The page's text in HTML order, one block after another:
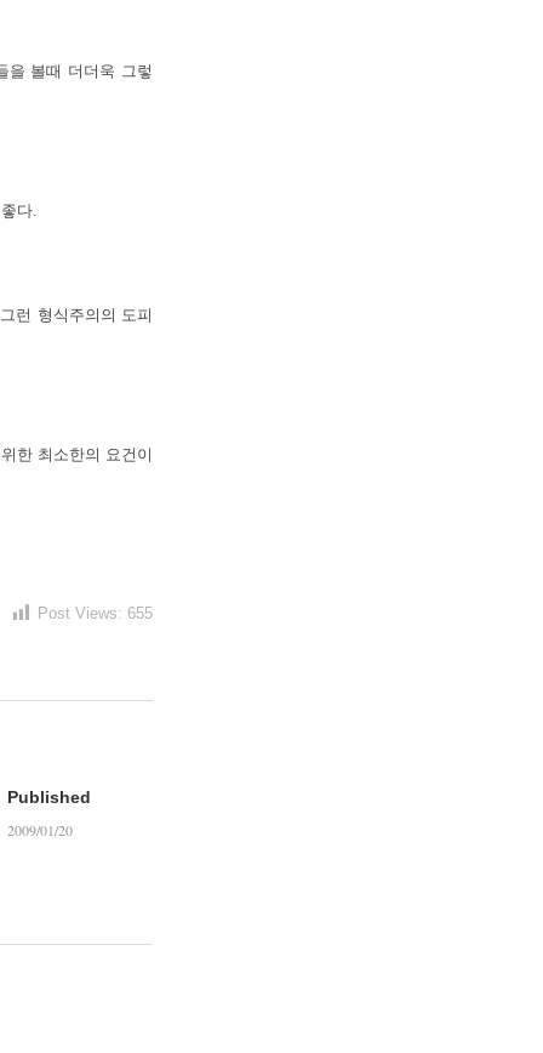
을 볼때 더더욱 그렇
다.
런 형식주의의 도피
한 최소한의 요건이
Post Views: 655
Published
2009/01/20